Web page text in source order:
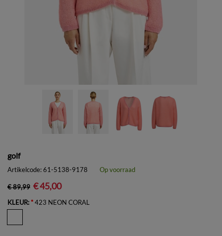
golf
Artikelcode:61-5138-9178 Op voorraad
€ 89,99 € 45,00
KLEUR:*423 NEON CORAL